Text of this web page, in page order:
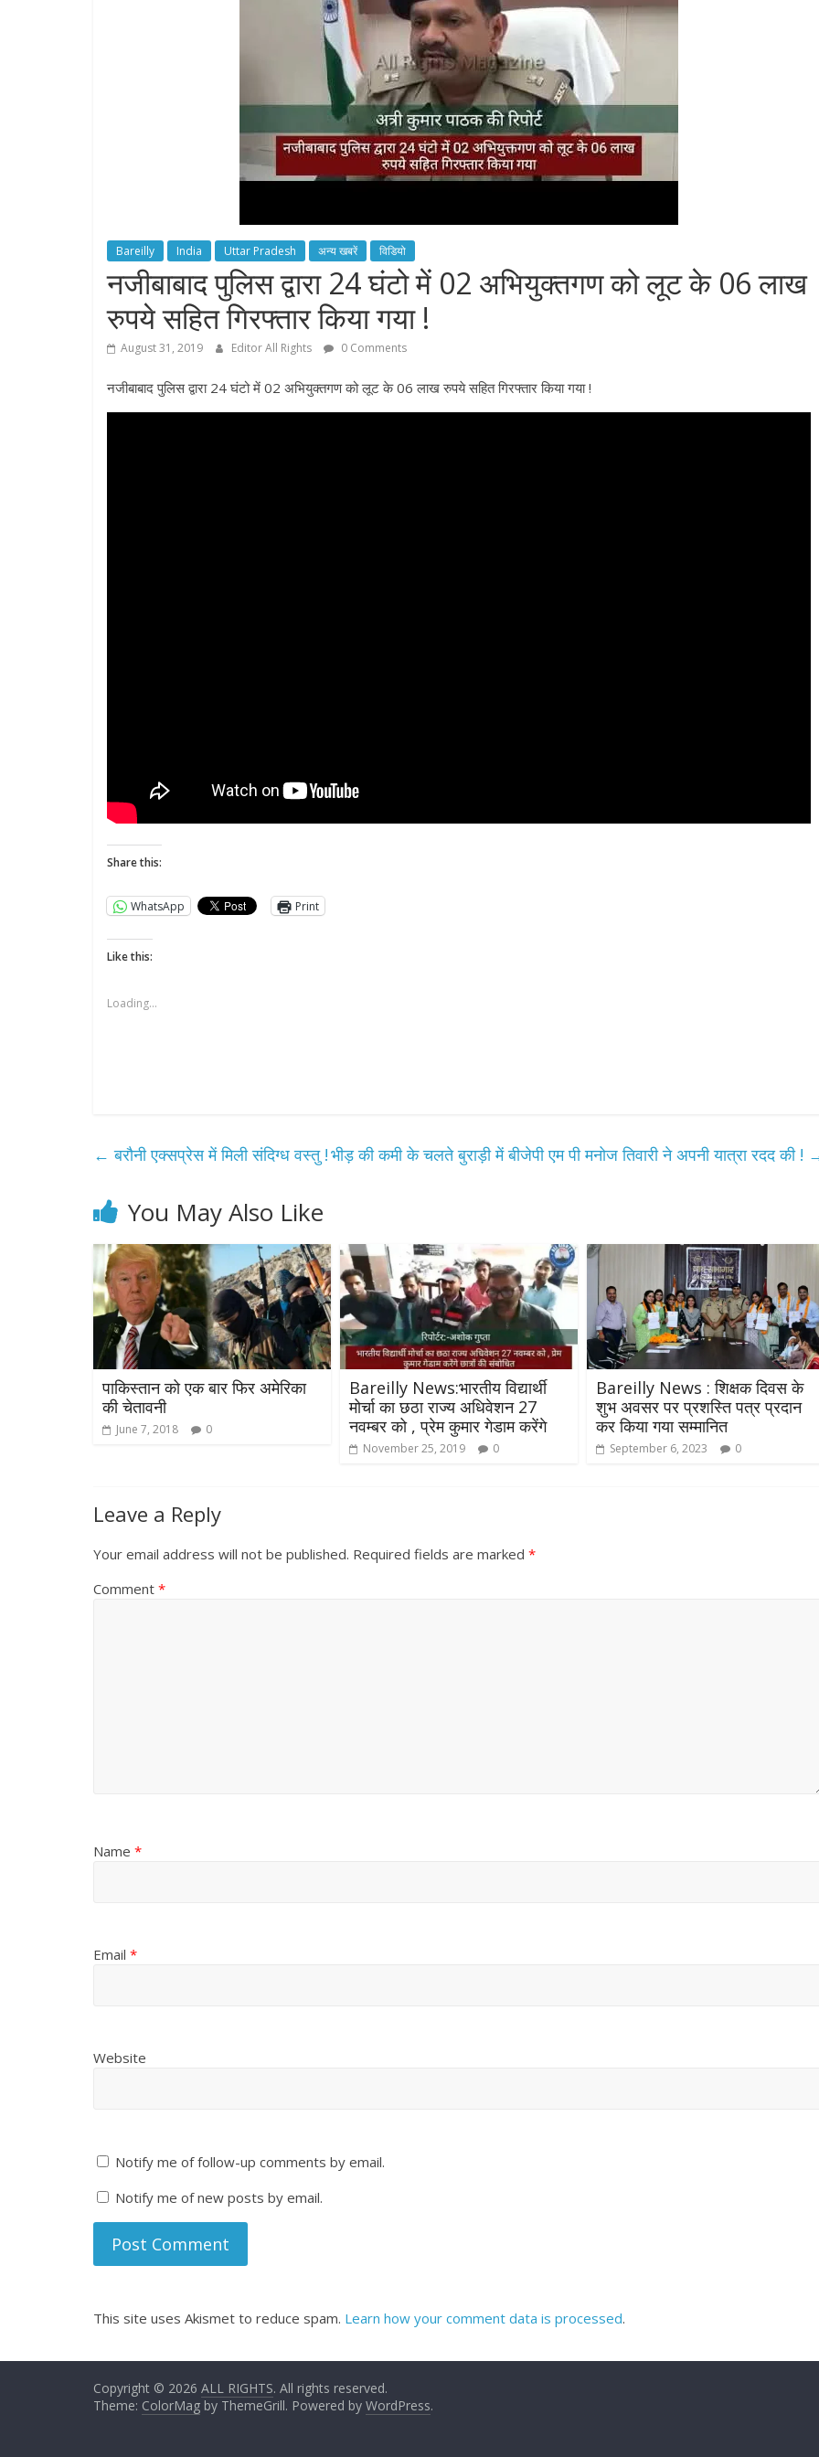
Bareilly India Uttar Pradesh अन्य खबरें विडियो
नजीबाबाद पुलिस द्वारा 24 घंटो में 02 अभियुक्तगण को लूट के 06 लाख
रुपये सहित गिरफ्तार किया गया !
August 31, 2019 Editor All Rights 0 Comments
नजीबाबाद पुलिस द्वारा 24 घंटो में 02 अभियुक्तगण को लूट के 06 लाख रुपये सहित गिरफ्तार किया गया !
Share this:
WhatsApp Print
Like this:
Loading...
← बरौनी एक्सप्रेस में मिली संदिग्ध वस्तु !भीड़ की कमी के चलते बुराड़ी में बीजेपी एम पी मनोज तिवारी ने अपनी यात्रा रदद की !
You May Also Like
पाकिस्तान को एक बार फिर अमेरिका
की चेतावनी
June 7, 2018 0
Bareilly News:भारतीय विद्यार्थी
मोर्चा का छठा राज्य अधिवेशन 27
नवम्बर को , प्रेम कुमार गेडाम करेंगे
November 25, 2019 0
Bareilly News : शिक्षक दिवस के
शुभ अवसर पर प्रशस्ति पत्र प्रदान
कर किया गया सम्मानित
September 6, 2023 0
Leave a Reply
Your email address will not be published. Required fields are marked *
Comment *
Name *
Email *
Website
Notify me of follow-up comments by email.
Notify me of new posts by email.
This site uses Akismet to reduce spam. Learn how your comment data is processed.
All Rights News Bareilly
Pradesh
राजनीति हॉट राजनीतिक
Copyright © 2026 ALL RIGHTS. All rights reserved.
Theme: ColorMag by ThemeGrill. Powered by WordPress.